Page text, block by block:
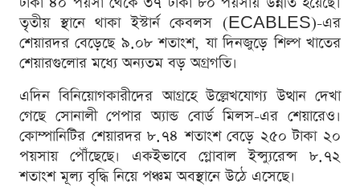
তৃতীয় স্থানে থাকা ইস্টার্ন কেবলস (ECABLES)-এর
শেয়ারদর বেড়েছে ৯.০৮ শতাংশ, যা দিনজুড়ে শিল্প খাতের
শেয়ারগুলোর মধ্যে অন্যতম বড় অগ্রগতি।
এদিন বিনিয়োগকারীদের আগ্রহে উল্লেখযোগ্য উত্থান দেখা
গেছে সোনালী পেপার অ্যান্ড বোর্ড মিলস-এর শেয়ারেও।
কোম্পানিটির শেয়ারদর ৮.৭৪ শতাংশ বেড়ে ২৫০ টাকা ২০
পয়সায় পৌঁছেছে। একইভাবে গ্লোবাল ইন্স্যুরেন্স ৮.৭২
শতাংশ মূল্য বৃদ্ধি নিয়ে পঞ্চম অবস্থানে উঠে এসেছে।